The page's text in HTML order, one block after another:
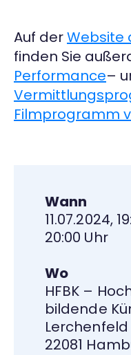
Auf derWebsite
finden Sie
Performance–
Filmprogramm
Wann
11.07.2024,
20:00 Uhr
Wo
HFBK –
bildende
Lerchenfeld
22081